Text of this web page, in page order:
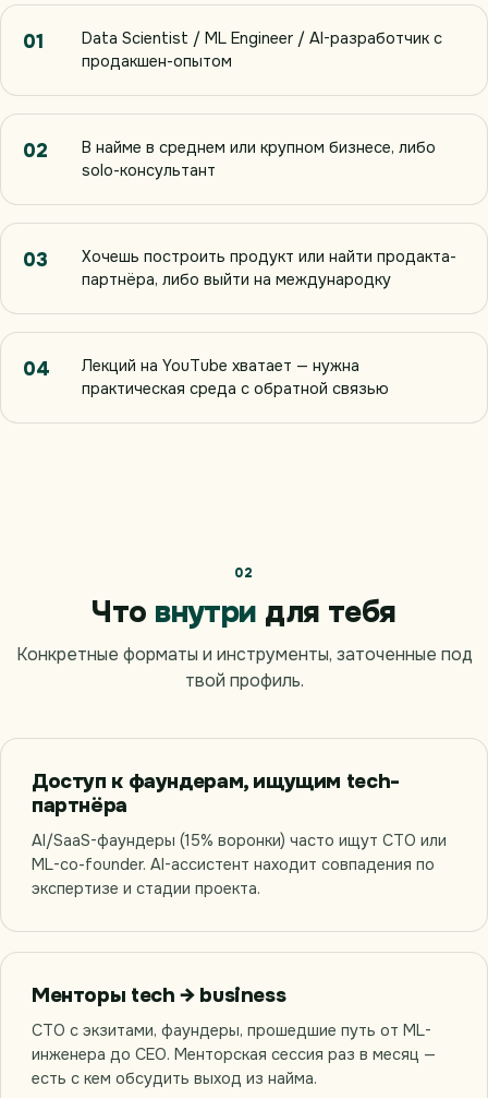
01
Data Scientist / ML Engineer / AI-разработчик с
продакшен-опытом
02
В найме в среднем или крупном бизнесе, либо
solo-консультант
03
Хочешь построить продукт или найти продакта-
партнёра, либо выйти на международку
04
Лекций на YouTube хватает — нужна
практическая среда с обратной связью
02
Что внутри для тебя
Конкретные форматы и инструменты, заточенные под
твой профиль.
Доступ к фаундерам, ищущим tech-
партнёра
AI/SaaS-фаундеры (15% воронки) часто ищут CTO или
ML-co-founder. AI-ассистент находит совпадения по
экспертизе и стадии проекта.
Менторы tech → business
CTO с экзитами, фаундеры, прошедшие путь от ML-
инженера до CEO. Менторская сессия раз в месяц —
есть с кем обсудить выход из найма.